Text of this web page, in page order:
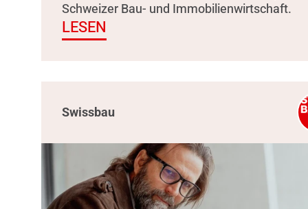
Schweizer Bau- und Immobilienwirtschaft.
LESEN
Swissbau